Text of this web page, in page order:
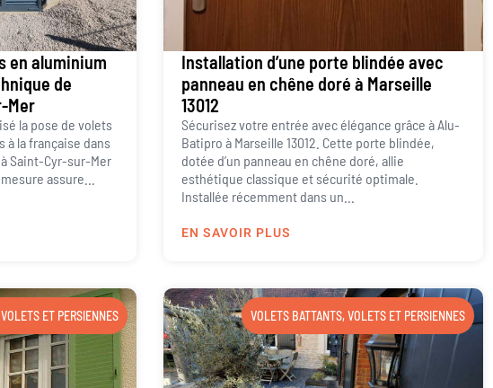
en aluminium
de
Mer
la pose de volets
à la française dans
Saint-Cyr-sur-Mer
assure...
Installation d’une porte blindée avec
panneau en chêne doré à Marseille
13012
Sécurisez votre entrée avec élégance grâce à Alu-
Batipro à Marseille 13012. Cette porte blindée,
dotée d’un panneau en chêne doré, allie
esthétique classique et sécurité optimale.
Installée récemment dans un...
EN SAVOIR PLUS
VOLETS ET PERSIENNES VOLETS BATTANTS,VOLETS ET PERSIENNES